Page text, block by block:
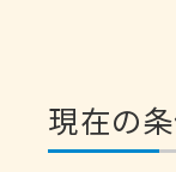
現在の